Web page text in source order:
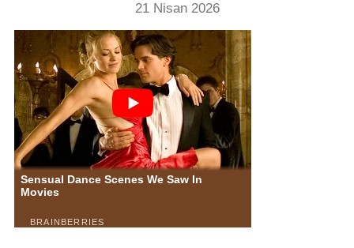
21 Nisan 2026